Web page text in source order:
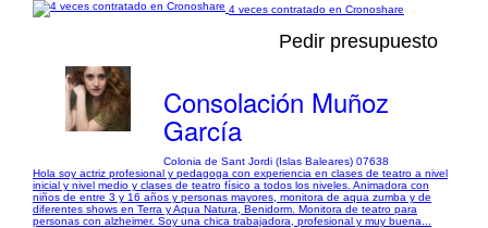
4 veces contratado en Cronoshare
Pedir presupuesto
Consolación Muñoz
García
Colonia de Sant Jordi (Islas Baleares) 07638
Hola soy actriz profesional y pedagoga con experiencia en clases de teatro a nivel
inicial y nivel medio y clases de teatro físico a todos los niveles. Animadora con
niños de entre 3 y 16 años y personas mayores, monitora de aqua zumba y de
diferentes shows en Terra y Aqua Natura, Benidorm. Monitora de teatro para
personas con alzheimer. Soy una chica trabajadora, profesional y muy buena...